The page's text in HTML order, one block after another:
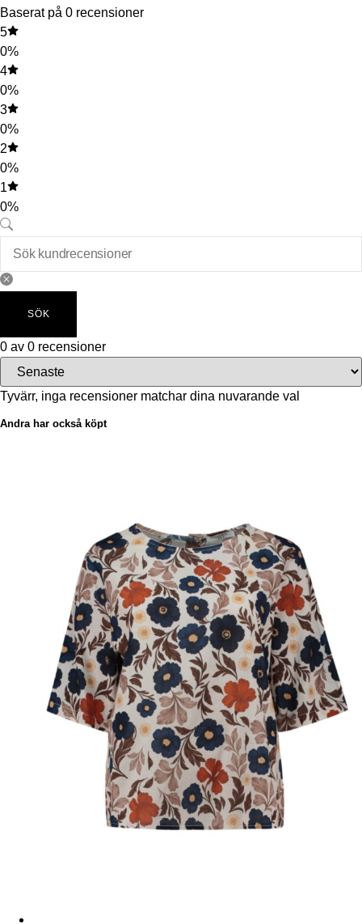
Baserat på 0 recensioner
5
0%
4
0%
3
0%
2
0%
1
0%
SÖK
0 av 0 recensioner
Tyvärr, inga recensioner matchar dina nuvarande val
Andra har också köpt